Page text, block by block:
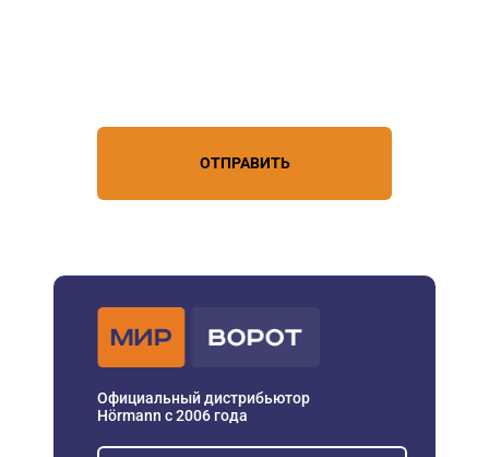
ОТПРАВИТЬ
Официальный дистрибьютор
Hörmann с 2006 года